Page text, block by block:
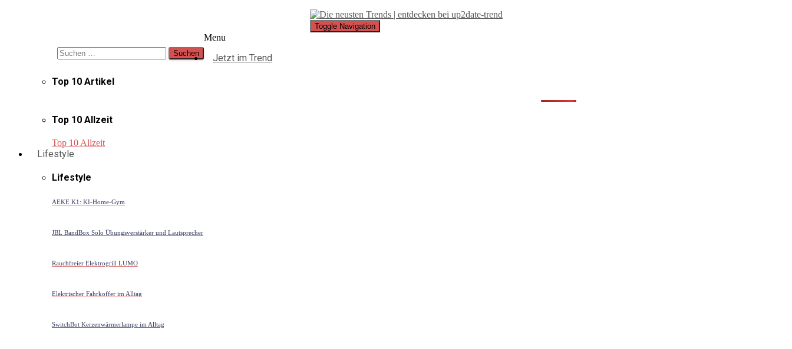
Toggle Navigation
Menu
Jetzt im Trend
Top 10 Artikel
Top 10 Allzeit
Top 10 Allzeit
Lifestyle
Lifestyle
AEKE K1: KI-Home-Gym
JBL BandBox Solo Übungsverstärker und Lautsprecher
Rauchfreier Elektrogrill LUMO
Elektrischer Fahrkoffer im Alltag
SwitchBot Kerzenwärmerlampe im Alltag